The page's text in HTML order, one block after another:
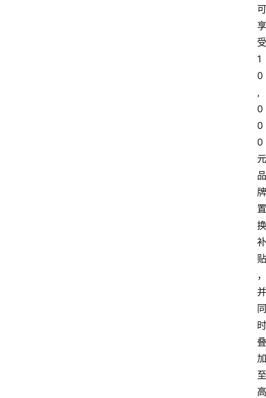
可
享
受
1
0
,
0
0
0
元
品
牌
置
换
补
贴
，
并
同
时
叠
加
至
高